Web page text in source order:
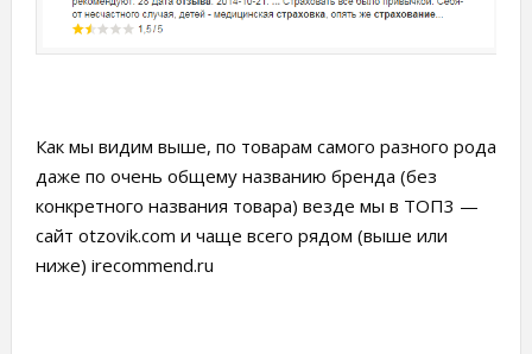
Как мы видим выше, по товарам самого разного рода
даже по очень общему названию бренда (без
конкретного названия товара) везде мы в ТОП3 —
сайт otzovik.com и чаще всего рядом (выше или
ниже) irecommend.ru